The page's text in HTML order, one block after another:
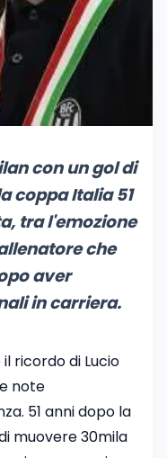
con un gol di
coppa Italia 51
tra l'emozione
che
aver
in carriera.
ricordo di Lucio
note
51 anni dopo la
muovere 30mila